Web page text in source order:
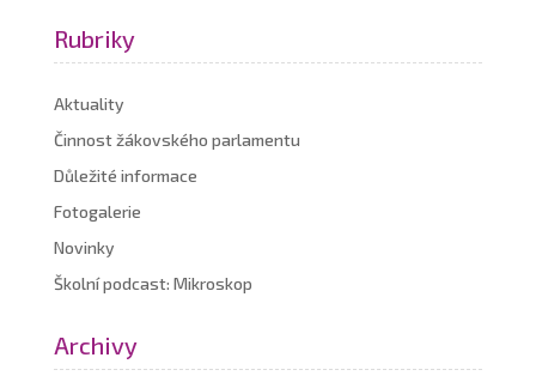
Rubriky
Aktuality
Činnost žákovského parlamentu
Důležité informace
Fotogalerie
Novinky
Školní podcast: Mikroskop
Archivy